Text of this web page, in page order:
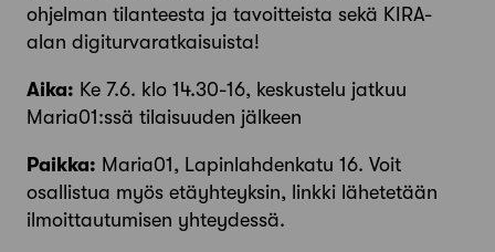
ohjelman tilanteesta ja tavoitteista sekä KIRA-
alan digiturvaratkaisuista!
Aika: Ke 7.6. klo 14.30-16, keskustelu jatkuu
Maria01:ssä tilaisuuden jälkeen
Paikka: Maria01, Lapinlahdenkatu 16. Voit
osallistua myös etäyhteyksin, linkki lähetetään
ilmoittautumisen yhteydessä.